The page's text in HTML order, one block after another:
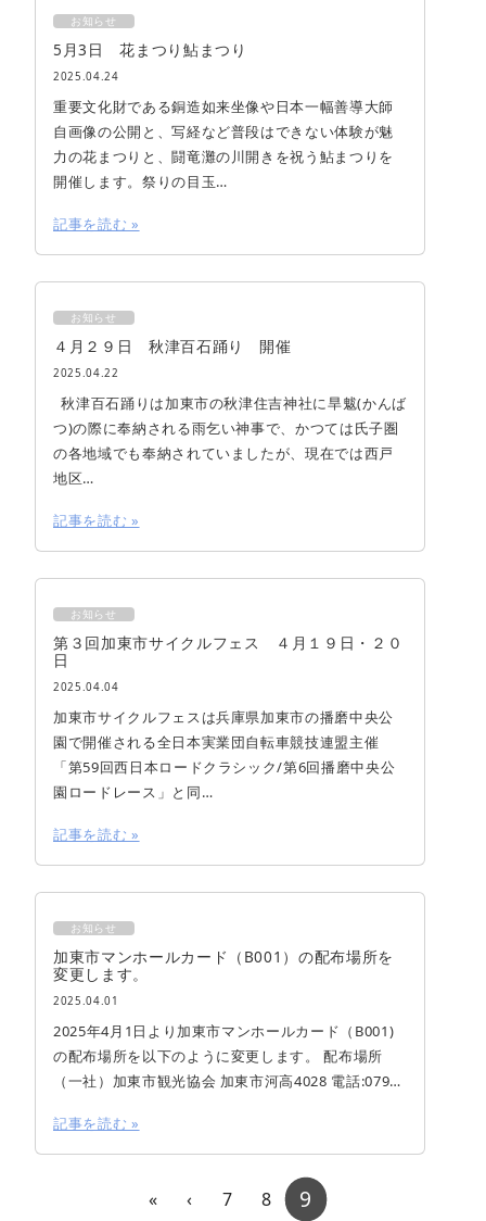
お知らせ
5月3日 花まつり鮎まつり
2025.04.24
重要文化財である銅造如来坐像や日本一幅善導大師
自画像の公開と、写経など普段はできない体験が魅
力の花まつりと、闘竜灘の川開きを祝う鮎まつりを
開催します。祭りの目玉…
記事を読む »
お知らせ
４月２９日 秋津百石踊り 開催
2025.04.22
秋津百石踊りは加東市の秋津住吉神社に旱魃(かんば
つ)の際に奉納される雨乞い神事で、かつては氏子圏
の各地域でも奉納されていましたが、現在では西戸
地区…
記事を読む »
お知らせ
第３回加東市サイクルフェス ４月１９日・２０
日
2025.04.04
加東市サイクルフェスは兵庫県加東市の播磨中央公
園で開催される全日本実業団自転車競技連盟主催
「第59回西日本ロードクラシック/第6回播磨中央公
園ロードレース」と同…
記事を読む »
お知らせ
加東市マンホールカード（B001）の配布場所を
変更します。
2025.04.01
2025年4月1日より加東市マンホールカード（B001)
の配布場所を以下のように変更します。 配布場所
（一社）加東市観光協会 加東市河高4028 電話:079…
記事を読む »
« ‹ Page
7 Page
8 Current Page
9